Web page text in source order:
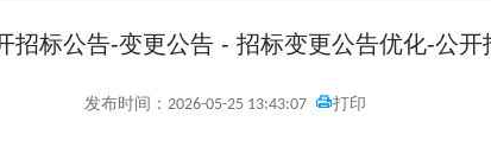
招标公告-变更公告 - 招标变更公告优化-公开
发布时间：2026-05-25 13:43:07 打印